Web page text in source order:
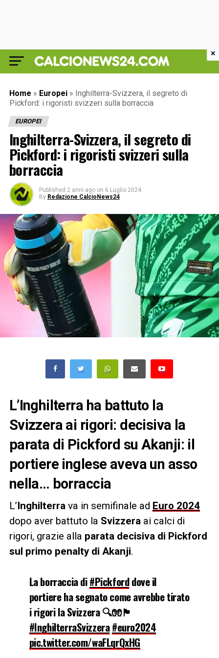
Home » Europei » Inghilterra-Svizzera, il segreto di
Pickford: i rigoristi svizzeri sulla borraccia
EUROPEI
Inghilterra-Svizzera, il segreto di
Pickford: i rigoristi svizzeri sulla
borraccia
Published 2 anni ago on 6 Luglio 2024
By Redazione CalcioNews24
L’Inghilterra ha battuto la
Svizzera ai rigori: decisiva la
parata di Pickford su Akanji: il
portiere inglese aveva un asso
nella… borraccia
L’Inghilterra va in semifinale ad Euro 2024
dopo aver battuto la Svizzera ai calci di
rigori, grazie alla parata decisiva di Pickford
sul primo penalty di Akanji.
La borraccia di#Pickforddove il
portiere ha segnato come avrebbe tirato
i rigori la Svizzera 🔍🧤🏴󠁧󠁢󠁥󠁮󠁧󠁿
#InghilterraSvizzera#euro2024
pic.twitter.com/waFLqrQxHG
×